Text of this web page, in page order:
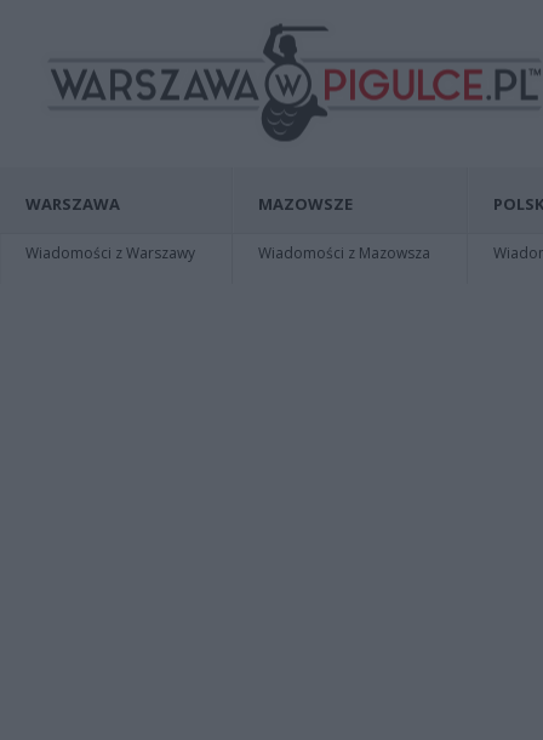
WARSZAWA
Wiadomości z Warszawy
MAZOWSZE
Wiadomości z Mazowsza